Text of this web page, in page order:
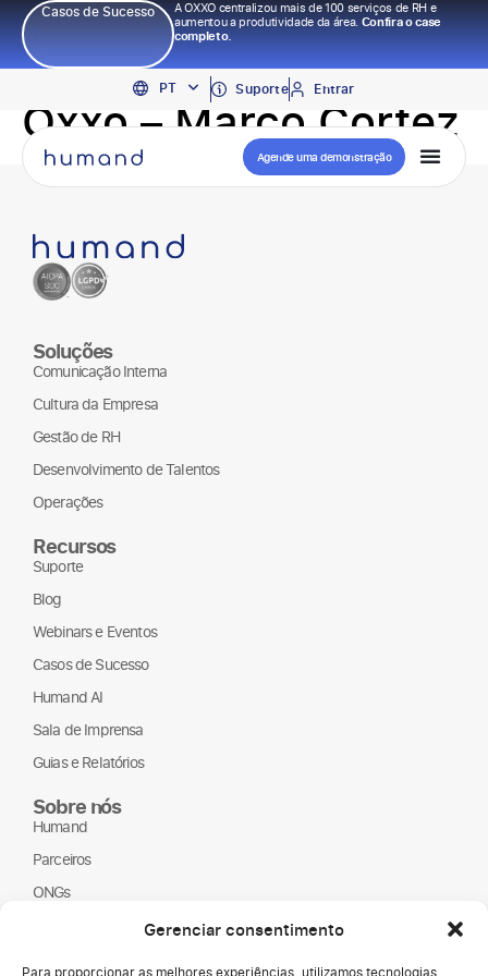
Gerenciar consentimento
Para proporcionar as melhores experiências, utilizamos tecnologias
Casos de Sucesso
A OXXO centralizou mais de 100 serviços de RH e
aumentou a produtividade da área.Confira o case
completo.
PT
EN
ES
Suporte Entrar
Agende uma demonstração
Oxxo – Marco Cortez
Soluções
Comunicação Interna
Cultura da Empresa
Gestão de RH
Desenvolvimento de Talentos
Operações
Recursos
Suporte
Blog
Webinars e Eventos
Casos de Sucesso
Humand AI
Sala de Imprensa
Guias e Relatórios
Sobre nós
Humand
Parceiros
ONGs